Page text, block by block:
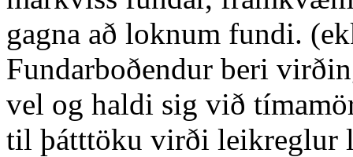
gagna að loknum fundi.
Fundarboðendur beri
vel og haldi sig við
til þátttöku virði leikreglur